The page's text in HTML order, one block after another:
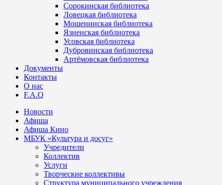
Сорокинская библиотека
Ловецкая библиотека
Мошенинская библиотека
Язненская библиотека
Усовская библиотека
Дубровинская библиотека
Артёмовская библиотека
Документы
Контакты
О нас
F.A.Q
Новости
Афиша
Афиша Кино
МБУК «Культура и досуг»
Учредители
Коллектив
Услуги
Творческие коллективы
Структура муниципального учреждения